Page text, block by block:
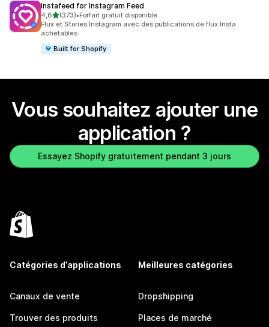
Instafeed for Instagram Feed
4,8étoile(s) sur 5
(373)
373 avis au total
•Forfait gratuit disponible
Flux et Stories Instagram avec des publications de flux Insta
achetables
Built for Shopify
Vous souhaitez ajouter une
application ?
Essayez Shopify gratuitement pendant 3 jours
Catégories d’applications
Canaux de vente
Trouver des produits
Meilleures catégories
Dropshipping
Places de marché